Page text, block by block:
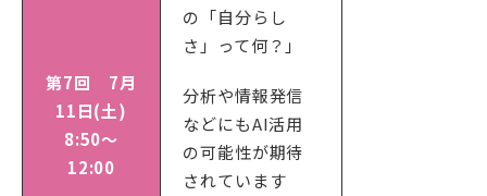
第7回 7月
11日(土)
8:50～
12:00
の「自分らし
さ」って何？」
分析や情報発信
などにもAI活用
の可能性が期待
されています